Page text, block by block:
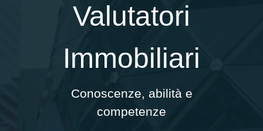
Valutatori
Immobiliari
Conoscenze, abilità e
competenze